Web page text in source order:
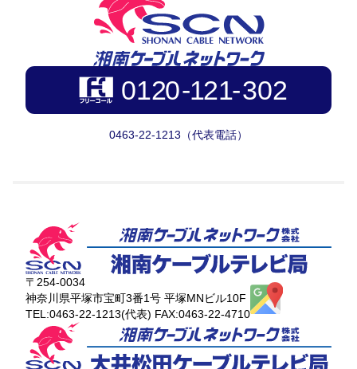
0463-22-1213（代表電話）
〒254-0034
神奈川県平塚市宝町3番1号 平塚MNビル10F
TEL:0463-22-1213(代表) FAX:0463-22-4710